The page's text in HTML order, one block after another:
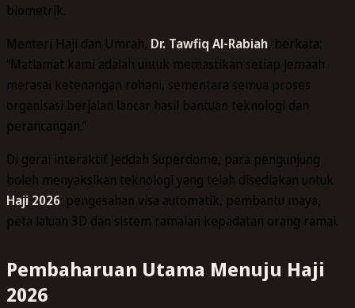
biometrik.
Menteri Haji dan Umrah, Dr. Tawfiq Al-Rabiah, berkata:
“Matlamat kami adalah untuk memastikan setiap jemaah
merasai ketenangan rohani, sementara semua proses
organisasi berjalan lancar hasil bantuan teknologi dan
perancangan.”
Di gerai interaktif Jeddah Superdome, para pengunjung
boleh menyaksikan teknologi yang telah disediakan untuk
Haji 2026: pengesahan visa automatik, pembantu maya,
peta laluan 3D dan sistem ramalan kepadatan orang ramai.
Pembaharuan Utama Menuju Haji
2026